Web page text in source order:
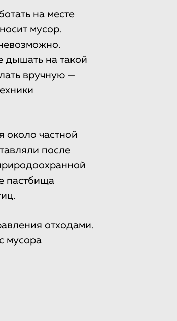
на месте
мусор.
дышать на такой
вручную —
около частной
после
пастбища
отходами.
мусора